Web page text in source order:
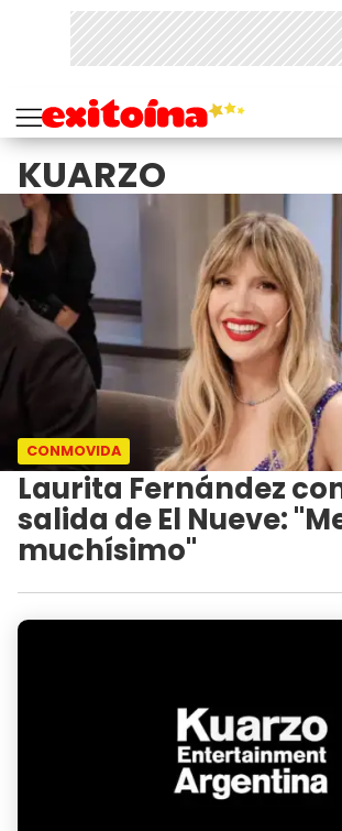
KUARZO
CONMOVIDA
Laurita Fernández
salida de El Nueve:
muchísimo"